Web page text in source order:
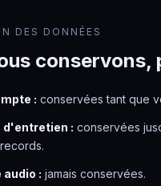
DES DONNÉES
: conservées tant que
: conservées
audio : jamais conservées.